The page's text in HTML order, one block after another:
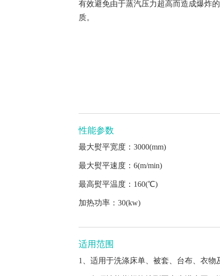
有效避免由于蒸汽压力超高而造成爆炸
质。
性能参数
最大熨平宽度：3000(mm)
最大熨平速度：6(m/min)
最高熨平温度：160(℃)
加热功率：30(kw)
适用范围
1、适用于洗涤床单、被套、台布、衣